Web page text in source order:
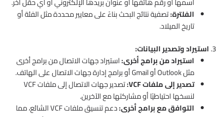
الفلترة:تصفية نتائج البحث بناءً على معايير محددة مثل الفئة أو
تاريخ الميلاد.
3. استيراد وتصدير البيانات:
استيراد من برامج أخرى:استيراد جهات الاتصال من برامج أخرى
مثل Outlook أو Gmail أو برامج إدارة جهات الاتصال على الهاتف.
تصدير إلى ملفات VCF:
تصدير جهات الاتصال إلى ملفات VCF
لنسخها احتياطيًا أو مشاركتها مع الآخرين.
التوافق مع برامج أخرى:
دعم تنسيق ملفات VCF الشائع، مما